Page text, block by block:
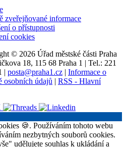
zveřejňované informace
o přístupnosti
cookies
© 2026 Úřad městské části Praha
18, 115 68 Praha 1 | Tel.: 221
| posta@praha1.cz | Informace o
osobních údajů | RSS - Hlavní
🍪. Používáním tohoto webu
nezbytných souborů cookies.
udělujete souhlas k ukládání a